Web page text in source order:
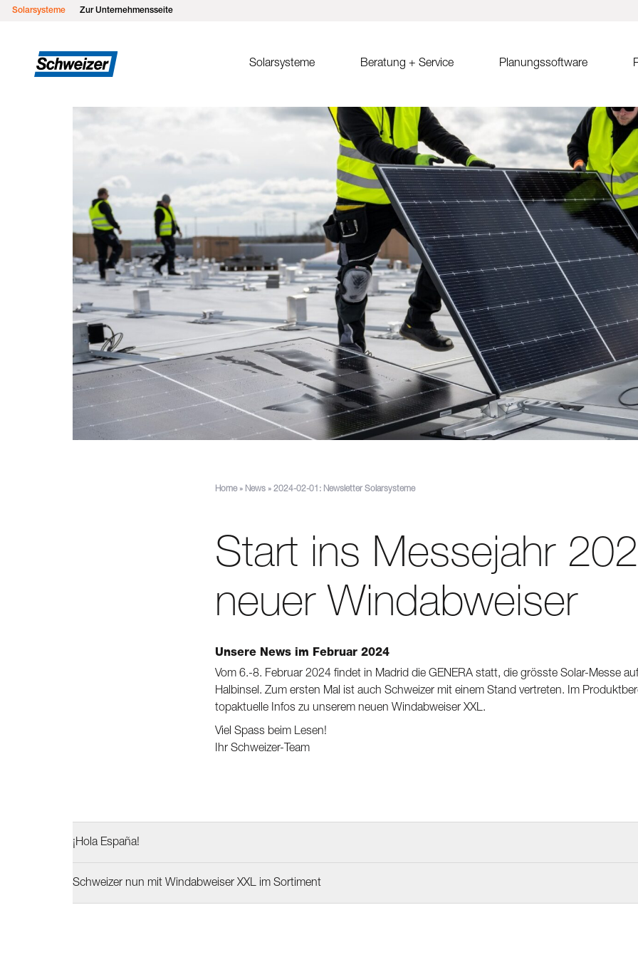
Solarsysteme Zur Unternehmensseite
Solarsysteme
Montagesystem MSP
MSP Flachdach Ost-West
MSP Flachdach Süd
MSP Schrägdach
MSP Schrägdach
Einlegesystem
MSP Metalldach
Solrif
Solrif für Entscheider
Solrif für Planer
Solrif für Installateure
Solardachziegel Soltile
Beratung + Service
Verkaufsberatung
Partner/Partnersuche
Planungssoftware
Solar.Pro.Tool (SPT)
SPT Online-Schulung
SPT Release Notes
Home» News » 2024-02-01: Newsletter Solarsysteme
Start ins Messejahr
neuer Windabweiser
Unsere News im Februar 2024
Vom 6.-8. Februar 2024 findet in Madrid die GENERA statt, die grösste Solar-Messe
Halbinsel. Zum ersten Mal ist auch Schweizer mit einem Stand vertreten. Im
topaktuelle Infos zu unserem neuen Windabweiser XXL.
Viel Spass beim Lesen!
Ihr Schweizer-Team
¡Hola España!
Schweizer nun mit Windabweiser XXL im Sortiment